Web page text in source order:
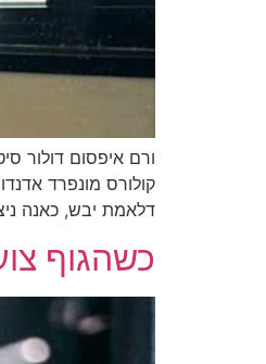
ורם איפסום דולור
קולורס מונפרד
דלאמת יבש, כאנה
כשהגוף